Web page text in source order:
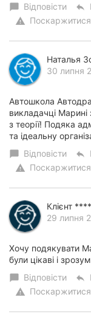
chat_bubble Відповісти reply
warning Поскаржитися
Наталья
30 липня
Автошкола
викладачці Марині
з теорії! Подяка
та ідеальну
chat_bubble Відповісти reply
warning Поскаржитися
Клієнт
29 липня
Хочу подякувати
були цікаві і
chat_bubble Відповісти reply
warning Поскаржитися